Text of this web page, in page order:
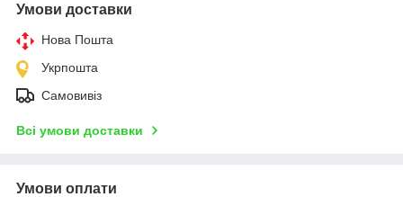
Умови доставки
Нова Пошта
Укрпошта
Самовивіз
Всі умови доставки
Умови оплати